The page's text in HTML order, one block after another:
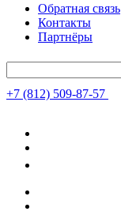
Обратная связь
Контакты
Партнёры
+7 (812) 509-87-57